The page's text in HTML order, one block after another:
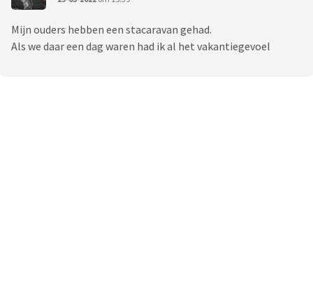
Mijn ouders hebben een stacaravan gehad.
Als we daar een dag waren had ik al het vakantiegevoel